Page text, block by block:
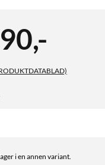
,-
i en annen variant.